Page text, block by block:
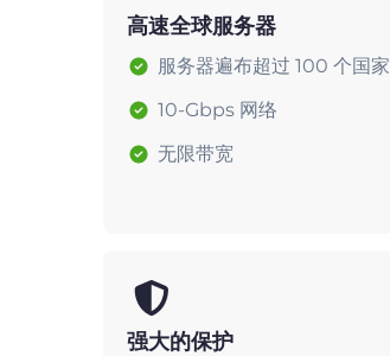
高速全球服务器
服务器遍布超过 100 个国家
10-Gbps 网络
无限带宽
强大的保护